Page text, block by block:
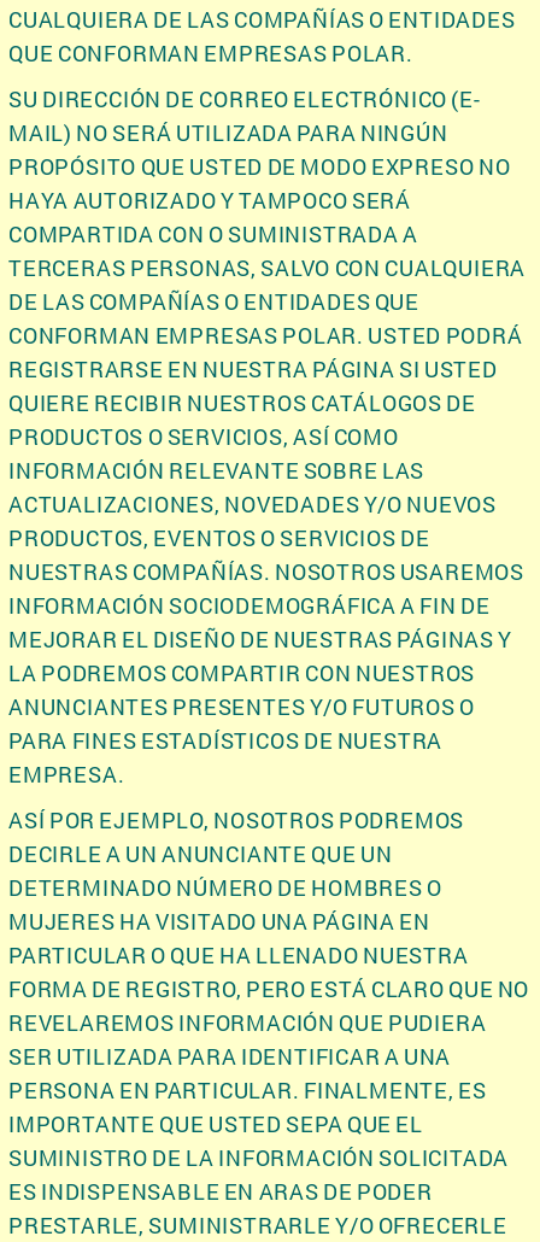
CUALQUIERA DE LAS COMPAÑÍAS O ENTIDADES
QUE CONFORMAN EMPRESAS POLAR.
SU DIRECCIÓN DE CORREO ELECTRÓNICO (E-
MAIL) NO SERÁ UTILIZADA PARA NINGÚN
PROPÓSITO QUE USTED DE MODO EXPRESO NO
HAYA AUTORIZADO Y TAMPOCO SERÁ
COMPARTIDA CON O SUMINISTRADA A
TERCERAS PERSONAS, SALVO CON CUALQUIERA
DE LAS COMPAÑÍAS O ENTIDADES QUE
CONFORMAN EMPRESAS POLAR. USTED PODRÁ
REGISTRARSE EN NUESTRA PÁGINA SI USTED
QUIERE RECIBIR NUESTROS CATÁLOGOS DE
PRODUCTOS O SERVICIOS, ASÍ COMO
INFORMACIÓN RELEVANTE SOBRE LAS
ACTUALIZACIONES, NOVEDADES Y/O NUEVOS
PRODUCTOS, EVENTOS O SERVICIOS DE
NUESTRAS COMPAÑÍAS. NOSOTROS USAREMOS
INFORMACIÓN SOCIODEMOGRÁFICA A FIN DE
MEJORAR EL DISEÑO DE NUESTRAS PÁGINAS Y
LA PODREMOS COMPARTIR CON NUESTROS
ANUNCIANTES PRESENTES Y/O FUTUROS O
PARA FINES ESTADÍSTICOS DE NUESTRA
EMPRESA.
ASÍ POR EJEMPLO, NOSOTROS PODREMOS
DECIRLE A UN ANUNCIANTE QUE UN
DETERMINADO NÚMERO DE HOMBRES O
MUJERES HA VISITADO UNA PÁGINA EN
PARTICULAR O QUE HA LLENADO NUESTRA
FORMA DE REGISTRO, PERO ESTÁ CLARO QUE NO
REVELAREMOS INFORMACIÓN QUE PUDIERA
SER UTILIZADA PARA IDENTIFICAR A UNA
PERSONA EN PARTICULAR. FINALMENTE, ES
IMPORTANTE QUE USTED SEPA QUE EL
SUMINISTRO DE LA INFORMACIÓN SOLICITADA
ES INDISPENSABLE EN ARAS DE PODER
PRESTARLE, SUMINISTRARLE Y/O OFRECERLE